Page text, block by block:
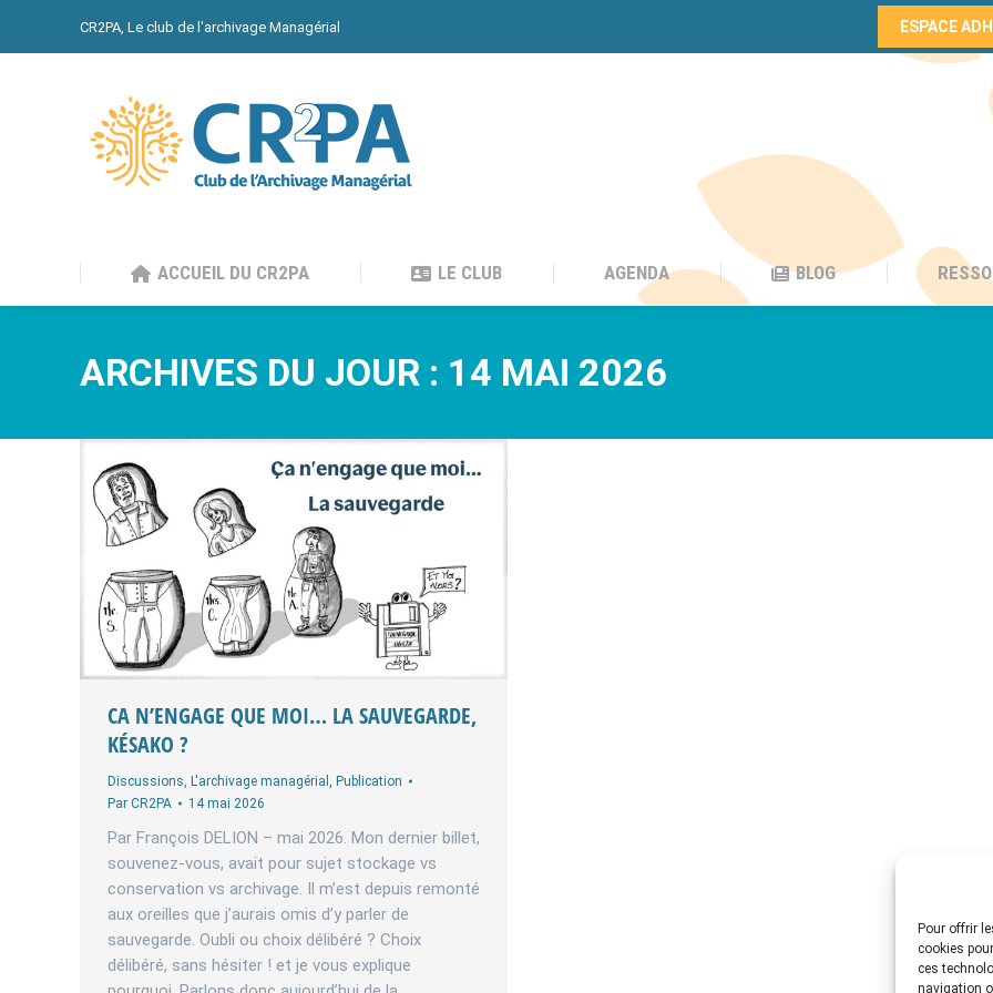
Pour offrir
cookies
ces
navigation
CR2PA, Le club de l'archivage Managérial ESPACE
ACCUEIL DU CR2PA LE CLUB AGENDA BLOG
ARCHIVES DU JOUR : 14 MAI 2026
CA N’ENGAGE QUE MOI… LA SAUVEGARDE,
KÉSAKO ?
Discussions, L'archivage managérial , Publication
Par CR2PA 14 mai 2026
Par François DELION – mai 2026. Mon dernier billet,
souvenez-vous, avait pour sujet stockage vs
conservation vs archivage. Il m’est depuis remonté
aux oreilles que j’aurais omis d’y parler de
sauvegarde. Oubli ou choix délibéré ? Choix
délibéré, sans hésiter ! et je vous explique
ACCUEIL DU CR2PA